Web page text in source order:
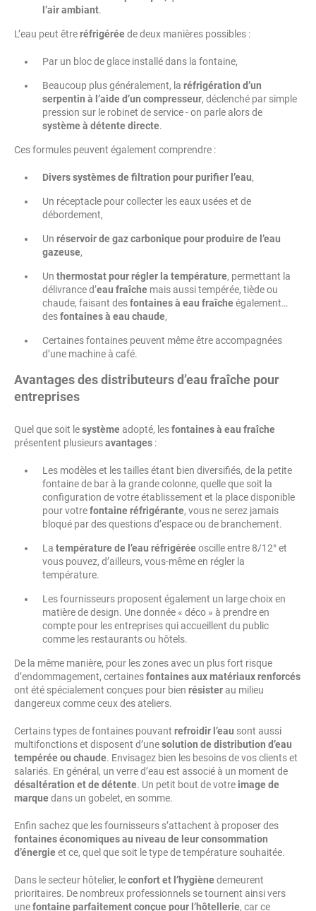
l’air ambiant.
L’eau peut êtreréfrigéréede deux manières possibles :
Par un bloc de glace installé dans la fontaine,
Beaucoup plus généralement, la réfrigération d’un
serpentin à l’aide d’un compresseur, déclenché par simple
pression sur le robinet de service - on parle alors de
système à détente directe.
Ces formules peuvent également comprendre :
Divers systèmes de filtration pour purifier l’eau,
Un réceptacle pour collecter les eaux usées et de
débordement,
Un réservoir de gaz carbonique pour produire de l’eau
gazeuse,
Un thermostat pour régler la température, permettant la
délivrance d’eau fraîche mais aussi tempérée, tiède ou
chaude, faisant desfontaines à eau fraîcheégalement…
desfontaines à eau chaude,
Certaines fontaines peuvent même être accompagnées
d’une machine à café.
Avantages desdistributeurs d’eau fraîche pour
entreprises
Quel que soit lesystèmeadopté, lesfontaines à eau fraîche
présentent plusieursavantages :
Les modèles et les tailles étant bien diversifiés, de la petite
fontaine de bar à la grande colonne, quelle que soit la
configuration de votre établissement et la place disponible
pour votrefontaine réfrigérante, vous ne serez jamais
bloqué par des questions d’espace ou de branchement.
La température de l’eau réfrigéréeoscille entre 8/12° et
vous pouvez, d’ailleurs, vous-même en régler la
température.
Les fournisseurs proposent également un large choix en
matière de design. Une donnée « déco » à prendre en
compte pour les entreprises qui accueillent du public
comme les restaurants ou hôtels.
De la même manière, pour les zones avec un plus fort risque
d’endommagement, certainesfontaines aux matériaux renforcés
ont été spécialement conçues pour bien résisterau milieu
dangereux comme ceux des ateliers.
Certains types de fontaines pouvant refroidir l’eau sont aussi
multifonctions et disposent d’unesolution de distribution d’eau
tempérée ou chaude. Envisagez bien les besoins de vos clients et
salariés. En général, un verre d’eau est associé à un moment de
désaltération et de détente. Un petit bout de votre image de
marquedans un gobelet, en somme.
Enfin sachez que les fournisseurs s’attachent à proposer des
fontaines économiques au niveau de leur consommation
d’énergieet ce, quel que soit le type de température souhaitée.
Dans le secteur hôtelier, leconfort et l’hygiènedemeurent
prioritaires. De nombreux professionnels se tournent ainsi vers
unefontaine parfaitement conçue pour l’hôtellerie, car ce